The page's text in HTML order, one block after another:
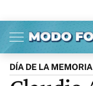
Inicio
Política
Ciencia
Actualidad
DÍA DE LA MEMORIA